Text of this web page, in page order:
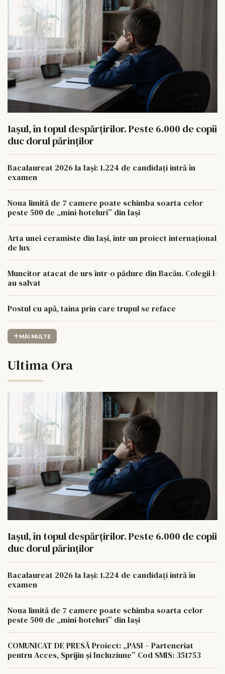
Iașul, în topul despărțirilor. Peste 6.000 de copii
duc dorul părinților
Bacalaureat 2026 la Iași: 1.224 de candidați intră în
examen
Noua limită de 7 camere poate schimba soarta celor
peste 500 de „mini-hoteluri” din Iași
Arta unei ceramiste din Iași, într-un proiect internațional
de lux
Muncitor atacat de urs într-o pădure din Bacău. Colegii l-
au salvat
Postul cu apă, taina prin care trupul se reface
MAI MULTE
Ultima Ora
Iașul, în topul despărțirilor. Peste 6.000 de copii
duc dorul părinților
Bacalaureat 2026 la Iași: 1.224 de candidați intră în
examen
Noua limită de 7 camere poate schimba soarta celor
peste 500 de „mini-hoteluri” din Iași
COMUNICAT DE PRESĂ Proiect: „PASI – Parteneriat
pentru Acces, Sprijin și Incluziune” Cod SMIS: 351753